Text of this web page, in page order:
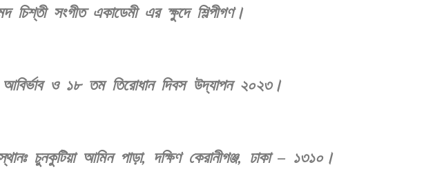
চিশ্‌তী সংগীত একাডেমী এর ক্ষুদে শিল্পীগণ।
ও ১৮ তম তিরোধান দিবস উদ্‌যাপন ২০২৩।
চুনকুটিয়া আমিন পাড়া, দক্ষিণ কেরানীগঞ্জ, ঢাকা – ১৩১০।